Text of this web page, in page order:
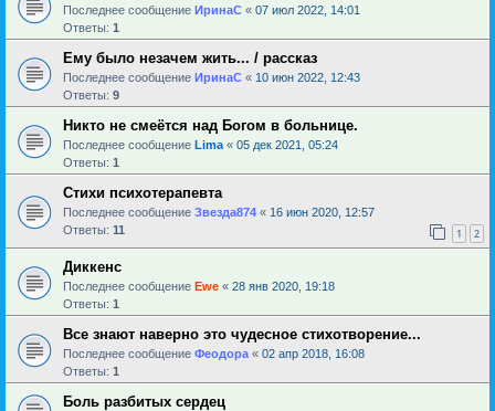
Последнее сообщение ИринаC « 07 июл 2022, 14:01
Ответы: 1
Ему было незачем жить... / рассказ
Последнее сообщение ИринаC « 10 июн 2022, 12:43
Ответы: 9
Никто не смеётся над Богом в больнице.
Последнее сообщение Lima « 05 дек 2021, 05:24
Ответы: 1
Стихи психотерапевта
Последнее сообщение Звезда874 « 16 июн 2020, 12:57
Ответы: 11 1 2
Диккенс
Последнее сообщение Ewe « 28 янв 2020, 19:18
Ответы: 1
Все знают наверно это чудесное стихотворение...
Последнее сообщение Феодора « 02 апр 2018, 16:08
Ответы: 1
Боль разбитых сердец